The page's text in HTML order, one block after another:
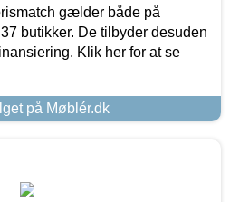
gælder både på
butikker. De tilbyder desuden
Klik her for at se
på Møblér.dk